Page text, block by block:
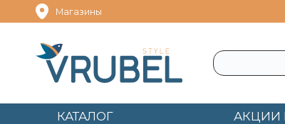
Магазины
КАТАЛОГ АКЦИИ